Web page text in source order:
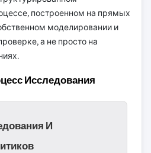
построенном на прямых
моделировании и
а не просто на
Исследования
И